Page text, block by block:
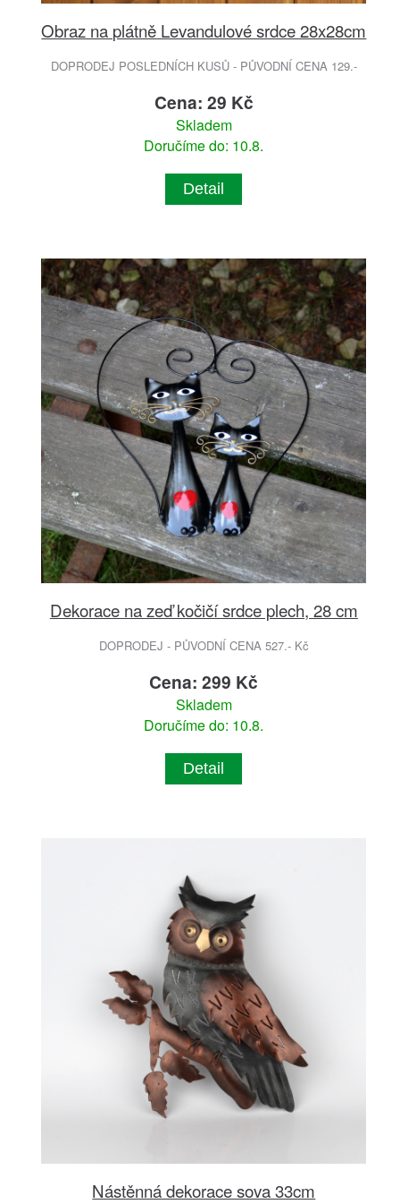
Obraz na plátně Levandulové srdce 28x28cm
DOPRODEJ POSLEDNÍCH KUSŮ - PŮVODNÍ CENA 129.-
Cena: 29 Kč
Skladem
Doručíme do: 10.8.
Detail
Dekorace na zeď kočičí srdce plech, 28 cm
DOPRODEJ - PŮVODNÍ CENA 527.- Kč
Cena: 299 Kč
Skladem
Doručíme do: 10.8.
Detail
Nástěnná dekorace sova 33cm